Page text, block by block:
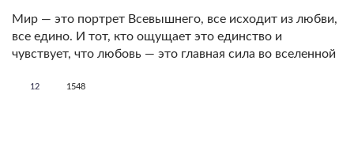
Мир — это портрет Всевышнего, все исходит из любви,
все едино. И тот, кто ощущает это единство и
чувствует, что любовь — это главная сила во вселенной
12 1548